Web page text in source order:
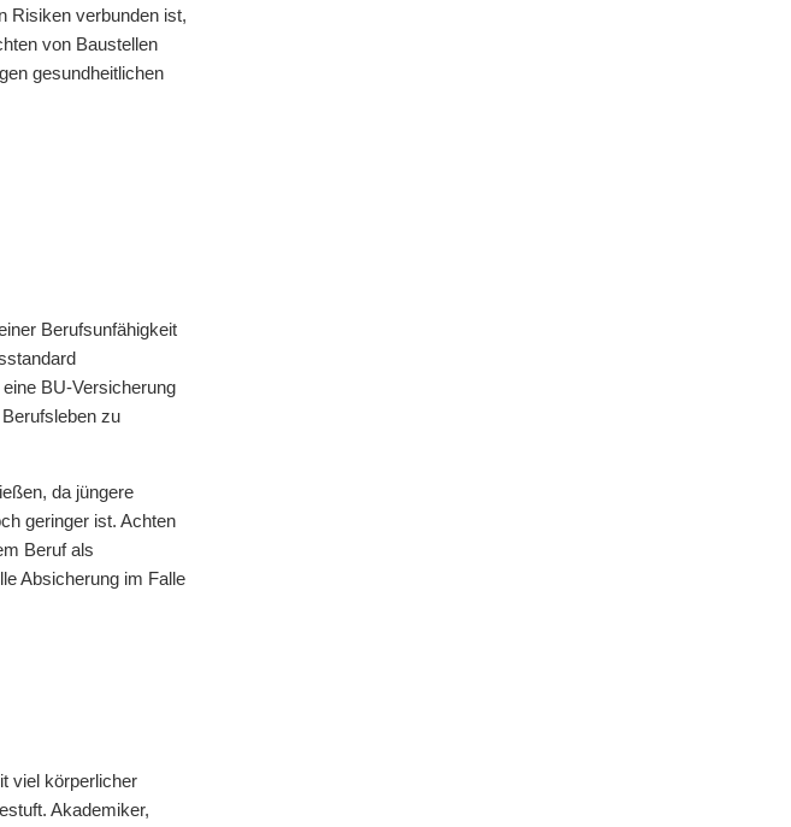
Risiken verbunden ist,
von Baustellen
gesundheitlichen
Berufsunfähigkeit
BU-Versicherung
zu
da jüngere
geringer ist. Achten
Beruf als
Absicherung im Falle
viel körperlicher
Akademiker,